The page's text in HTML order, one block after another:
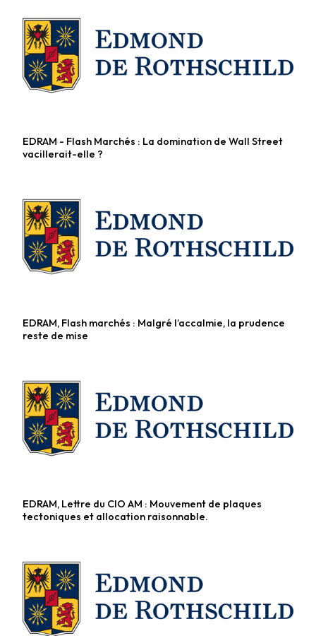
Fonds diversifiés
EDRAM - Flash Marchés : La domination de Wall Street
vacillerait-elle ?
Fonds diversifiés
EDRAM, Flash marchés : Malgré l’accalmie, la prudence
reste de mise
Fonds diversifiés
EDRAM, Lettre du CIO AM : Mouvement de plaques
tectoniques et allocation raisonnable.